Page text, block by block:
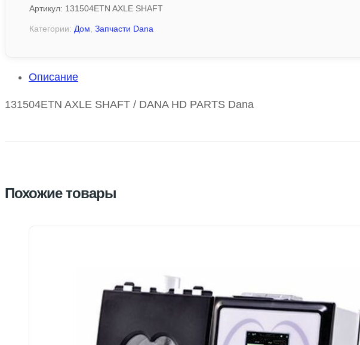
Артикул: 131504ETN AXLE SHAFT
Категории: Дом, Запчасти Dana
Описание
131504ETN AXLE SHAFT / DANA HD PARTS Dana
Похожие товары